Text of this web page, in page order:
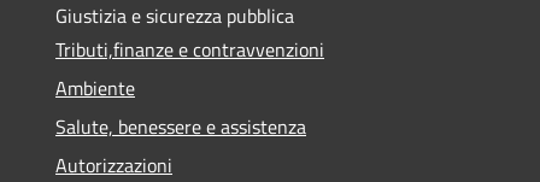
Giustizia e sicurezza pubblica
Tributi,finanze e contravvenzioni
Ambiente
Salute, benessere e assistenza
Autorizzazioni